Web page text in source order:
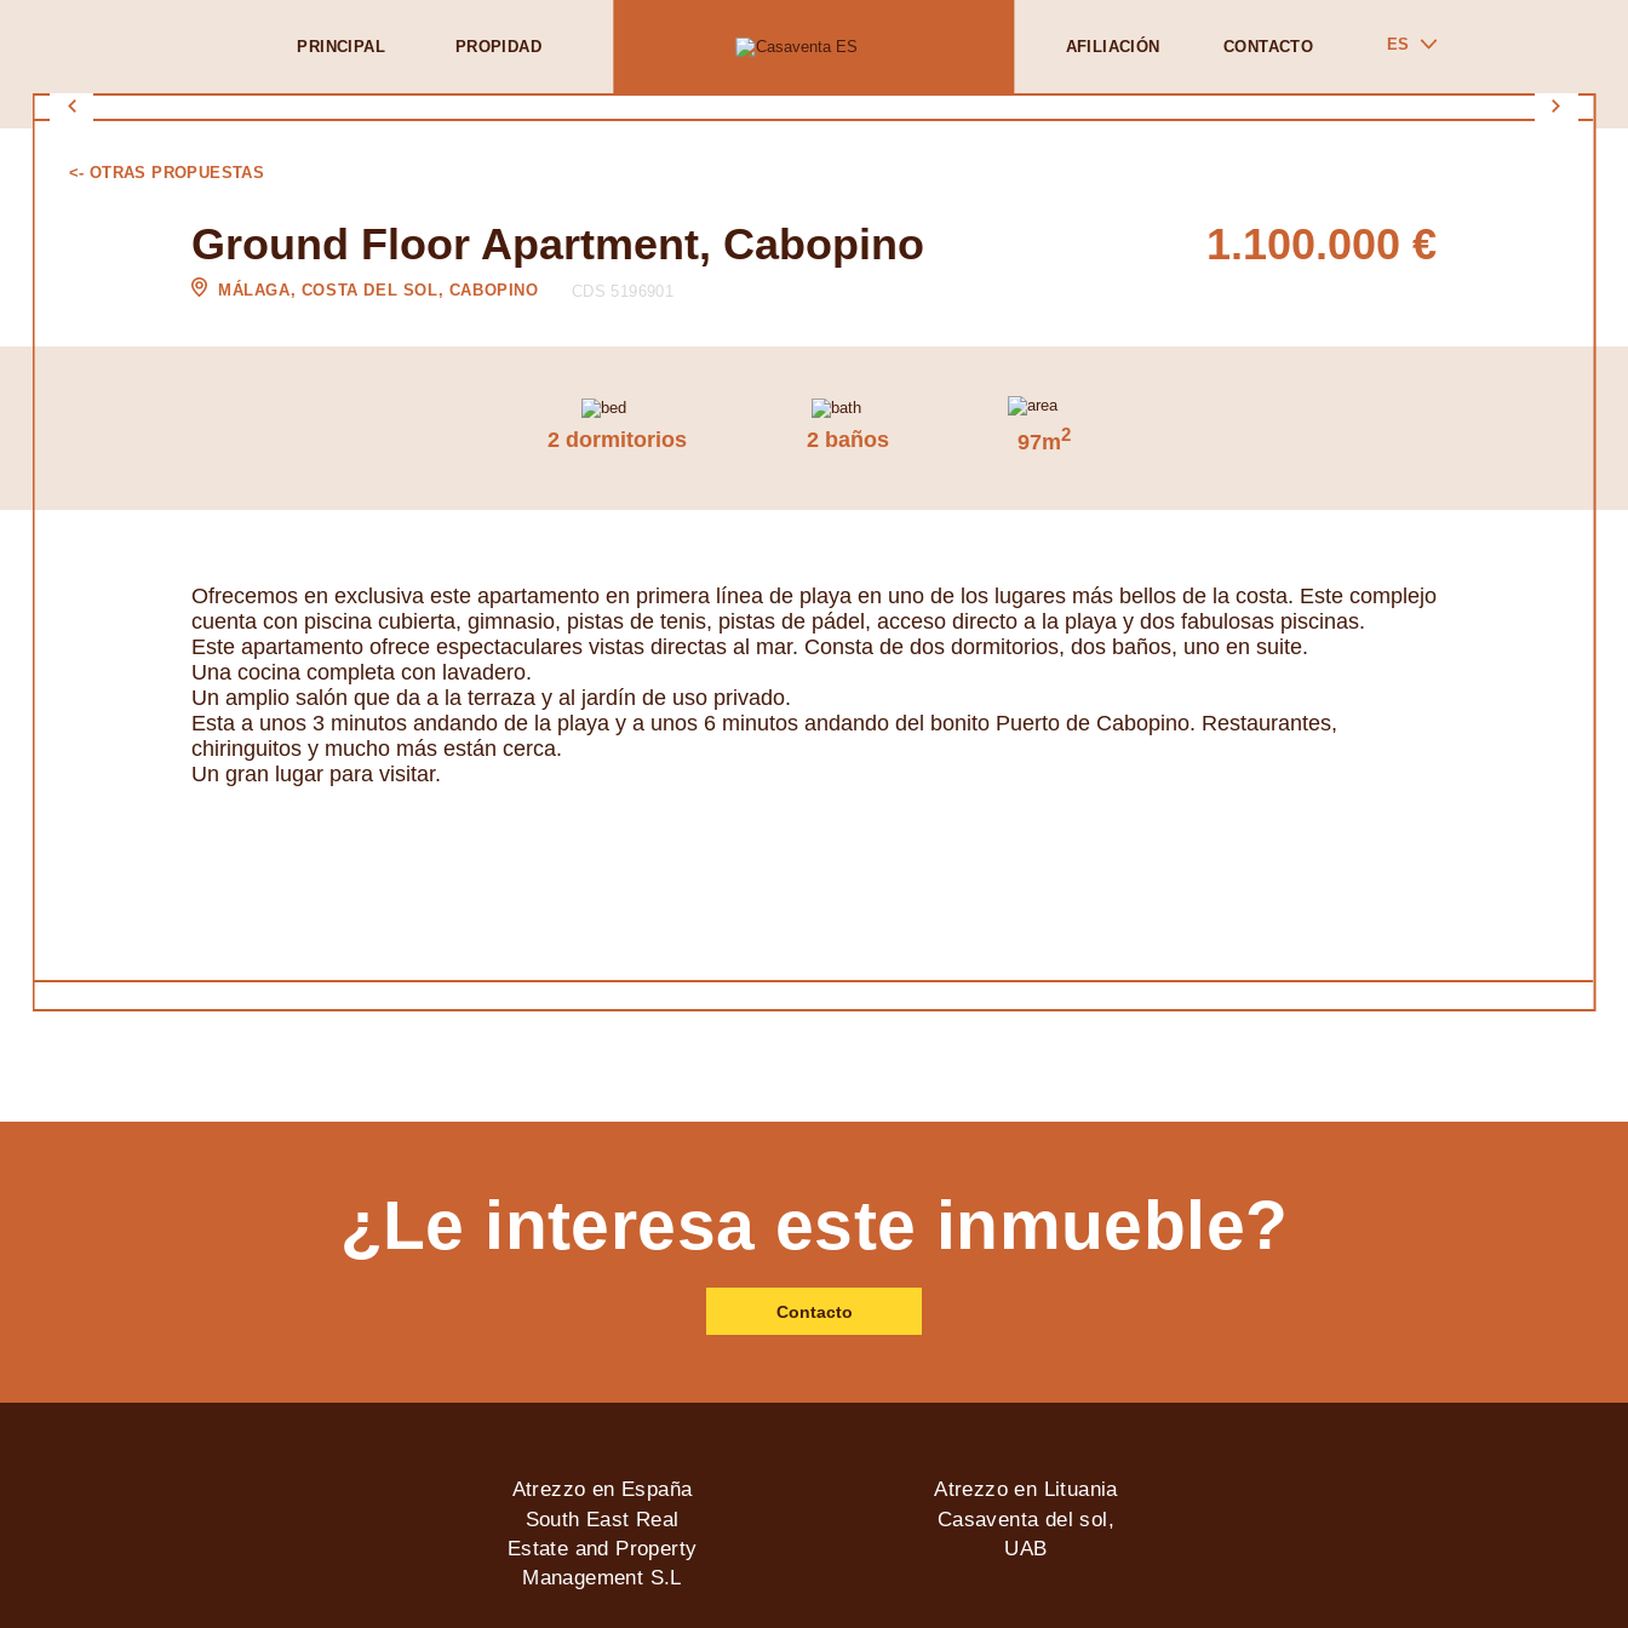
PRINCIPAL PROPIDAD AFILIACIÓN CONTACTO ES
<- OTRAS PROPUESTAS
Ground Floor Apartment, Cabopino
MÁLAGA, COSTA DEL SOL, CABOPINO CDS 5196901
1.100.000 €
2 dormitorios 2 baños 97m2
Ofrecemos en exclusiva este apartamento en primera línea de playa en uno de los lugares más bellos de la costa. Este complejo
cuenta con piscina cubierta, gimnasio, pistas de tenis, pistas de pádel, acceso directo a la playa y dos fabulosas piscinas.
Este apartamento ofrece espectaculares vistas directas al mar. Consta de dos dormitorios, dos baños, uno en suite.
Una cocina completa con lavadero.
Un amplio salón que da a la terraza y al jardín de uso privado.
Esta a unos 3 minutos andando de la playa y a unos 6 minutos andando del bonito Puerto de Cabopino. Restaurantes,
chiringuitos y mucho más están cerca.
Un gran lugar para visitar.
¿Le interesa este inmueble?
Contacto
Atrezzo en España
South East Real
Estate and Property
Management S.L
Atrezzo en Lituania
Casaventa del sol,
UAB